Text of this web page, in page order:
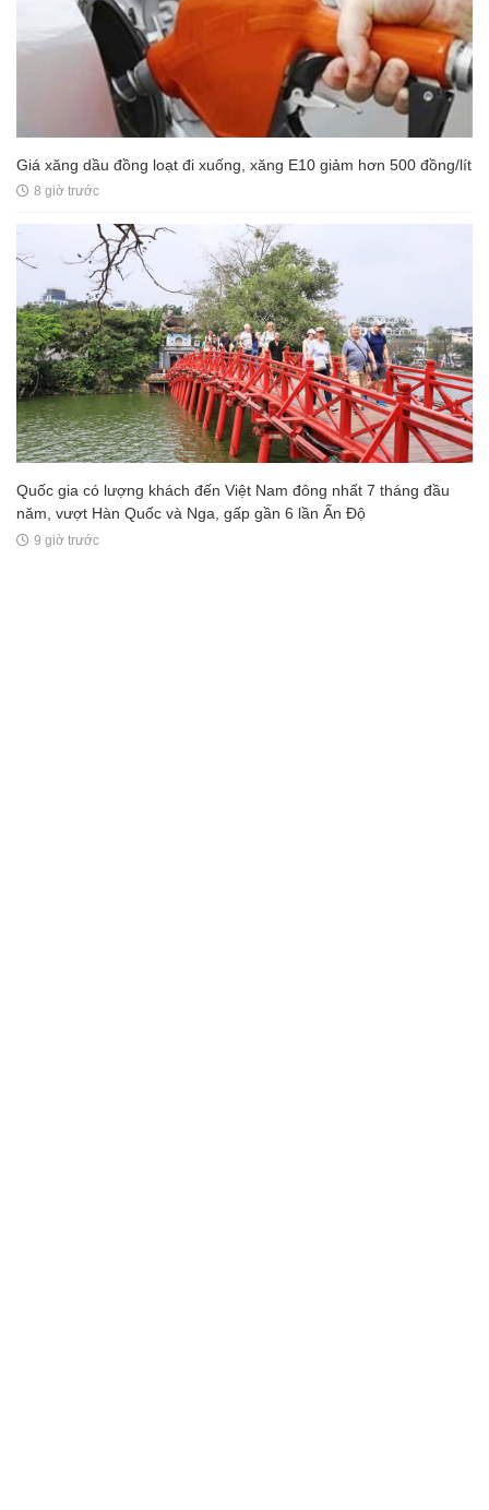
Giá xăng dầu đồng loạt đi xuống, xăng E10 giảm hơn 500 đồng/lít
8 giờ trước
Quốc gia có lượng khách đến Việt Nam đông nhất 7 tháng đầu
năm, vượt Hàn Quốc và Nga, gấp gần 6 lần Ấn Độ
9 giờ trước